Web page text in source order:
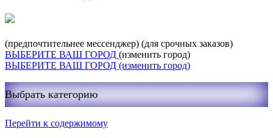
(предпочтительнее мессенджер) (для срочных заказов)
ВЫБЕРИТЕ ВАШ ГОРОД (изменить город)
ВЫБЕРИТЕ ВАШ ГОРОД (изменить город)
Выбрать категорию
Перейти к содержимому